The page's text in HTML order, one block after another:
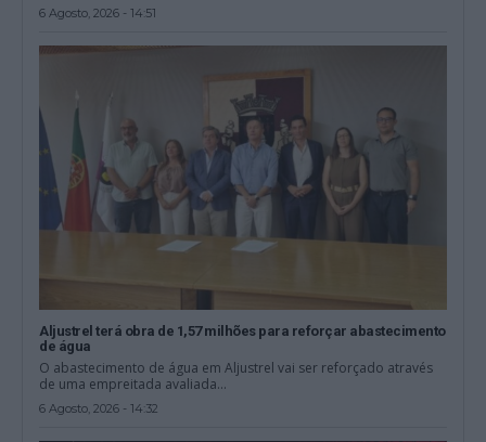
6 Agosto, 2026 - 14:51
Aljustrel terá obra de 1,57 milhões para reforçar abastecimento
de água
O abastecimento de água em Aljustrel vai ser reforçado através
de uma empreitada avaliada...
6 Agosto, 2026 - 14:32